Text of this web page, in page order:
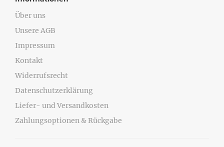
Über uns
Unsere AGB
Impressum
Kontakt
Widerrufsrecht
Datenschutzerklärung
Liefer- und Versandkosten
Zahlungsoptionen & Rückgabe